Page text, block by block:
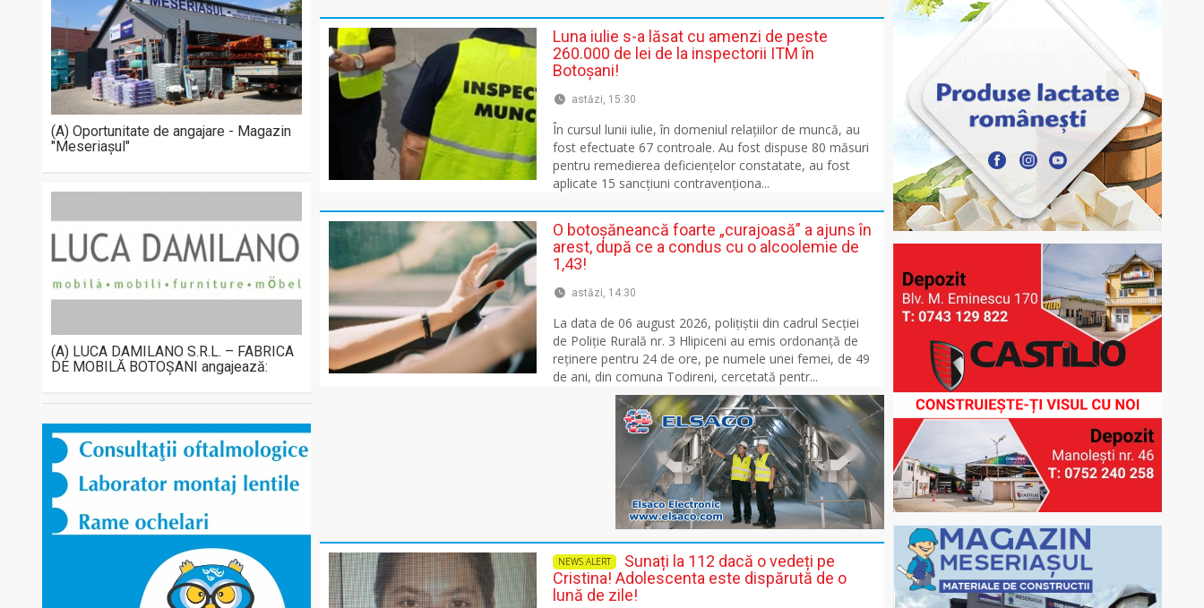
(A) Oportunitate de angajare - Magazin
"Meseriașul"
(A) LUCA DAMILANO S.R.L. – FABRICA
DE MOBILĂ BOTOȘANI angajează:
Luna iulie s-a lăsat cu amenzi de peste
260.000 de lei de la inspectorii ITM în
Botoșani!
astăzi, 15:30
În cursul lunii iulie, în domeniul relațiilor de muncă, au
fost efectuate 67 controale. Au fost dispuse 80 măsuri
pentru remedierea deficiențelor constatate, au fost
aplicate 15 sancţiuni contravenționa...
O botoșăneancă foarte „curajoasă” a ajuns în
arest, după ce a condus cu o alcoolemie de
1,43!
astăzi, 14:30
La data de 06 august 2026, polițiștii din cadrul Secției
de Poliție Rurală nr. 3 Hlipiceni au emis ordonanță de
reținere pentru 24 de ore, pe numele unei femei, de 49
de ani, din comuna Todireni, cercetată pentr...
NEWS ALERT
Sunați la 112 dacă o vedeți pe
Cristina! Adolescenta este dispărută de o
lună de zile!